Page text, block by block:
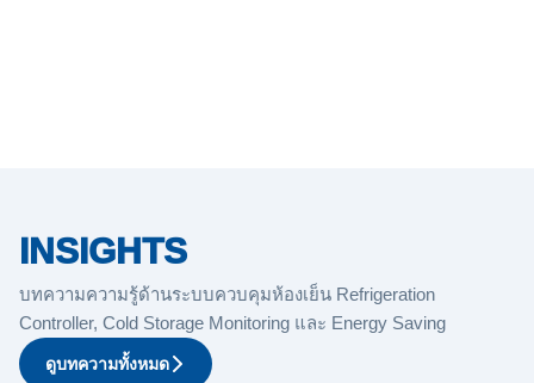
INSIGHTS
บทความความรู้ด้านระบบควบคุมห้องเย็น Refrigeration
Controller, Cold Storage Monitoring และ Energy Saving
ดูบทความทั้งหมด